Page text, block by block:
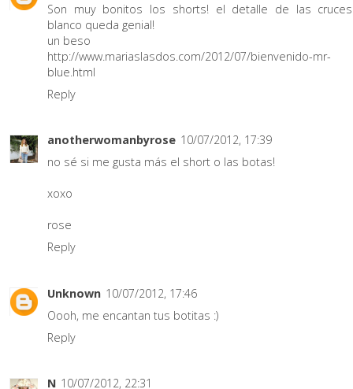
Son muy bonitos los shorts! el detalle de las
blanco queda genial!
un beso
http://www.mariaslasdos.com/2012/07/bienvenido-mr-
blue.html
Reply
anotherwomanbyrose 10/07/2012, 17:39
no sé si me gusta más el short o las botas!
xoxo
rose
Reply
Unknown 10/07/2012, 17:46
Oooh, me encantan tus botitas :)
Reply
N 10/07/2012, 22:31